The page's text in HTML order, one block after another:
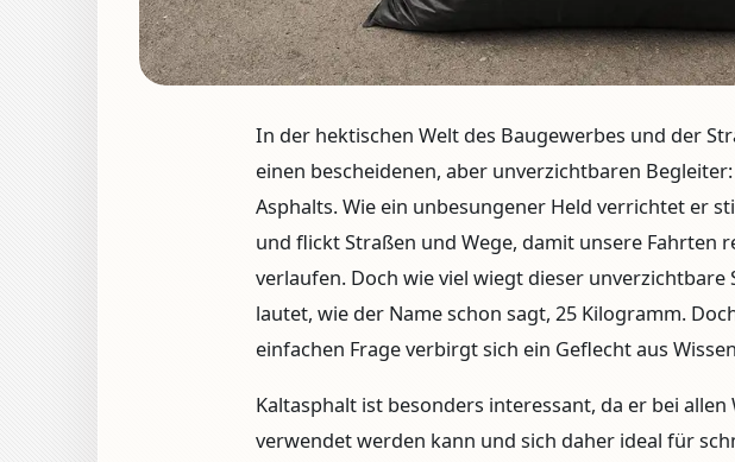
In der hektischen Welt des Baugewerbes und der
einen bescheidenen, aber unverzichtbaren
Asphalts. Wie ein unbesungener Held verrichtet er
und flickt Straßen und Wege, damit unsere Fahrten
verlaufen. Doch wie viel wiegt dieser unverzichtbare
lautet, wie der Name schon sagt, 25 Kilogramm.
einfachen Frage verbirgt sich ein Geflecht aus
Kaltasphalt ist besonders interessant, da er bei
verwendet werden kann und sich daher ideal für